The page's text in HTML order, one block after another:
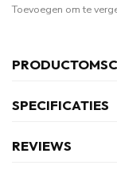
Toevoegen om te
SPECIFICATIES
REVIEWS